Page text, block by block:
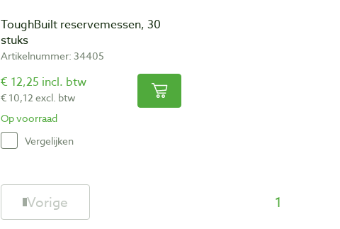
ToughBuilt reservemessen, 30
stuks
Artikelnummer: 34405
€ 12,25 incl. btw
€ 10,12 excl. btw
Op voorraad
Vergelijken
Vorige 1